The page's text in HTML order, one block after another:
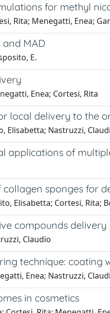
for methyl
Rita; Menegatti, Enea;
and MAD
E.
Enea; Cortesi, Rita
local delivery to the
Elisabetta; Nastruzzi,
applications of
sponges for
Elisabetta; Cortesi,
compounds delivery
Claudio
technique: coating
Enea; Nastruzzi,
in cosmetics